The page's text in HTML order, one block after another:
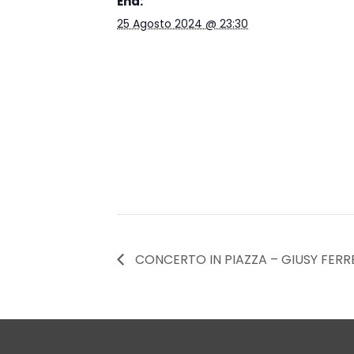
25 Agosto 2024 @ 23:30
CONCERTO IN PIAZZA – GIUSY